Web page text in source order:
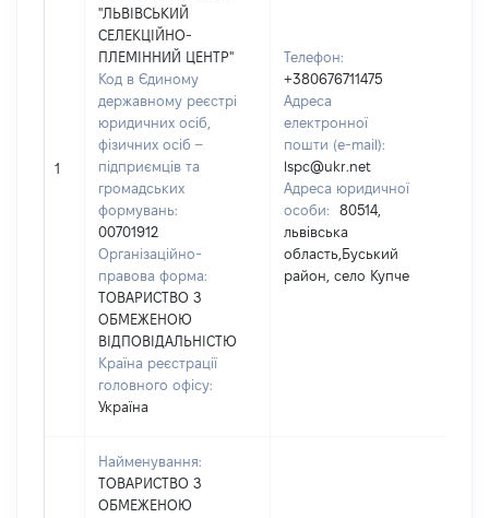
1
"ЛЬВІВСЬКИЙ
СЕЛЕКЦІЙНО-
ПЛЕМІННИЙ ЦЕНТР"
Код в Єдиному
державному реєстрі
юридичних осіб,
фізичних осіб –
підприємців та
громадських
формувань:
00701912
Організаційно-
правова форма:
ТОВАРИСТВО З
ОБМЕЖЕНОЮ
ВІДПОВІДАЛЬНІСТЮ
Країна реєстрації
головного офісу:
Україна
Телефон:
+380676711475
Адреса
електронної
пошти (e-mail):
lspc@ukr.net
Адреса юридичної
особи:
80514,
львівська
область,Буський
район, село Купче
Найменування:
ТОВАРИСТВО З
ОБМЕЖЕНОЮ